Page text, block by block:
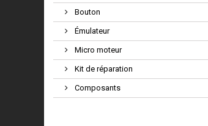
Bouton
Émulateur
Micro moteur
Kit de réparation
Composants